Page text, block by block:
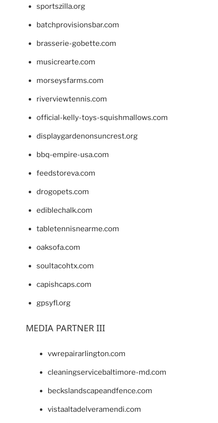
sportszilla.org
batchprovisionsbar.com
brasserie-gobette.com
musicrearte.com
morseysfarms.com
riverviewtennis.com
official-kelly-toys-squishmallows.com
displaygardenonsuncrest.org
bbq-empire-usa.com
feedstoreva.com
drogopets.com
ediblechalk.com
tabletennisnearme.com
oaksofa.com
soultacohtx.com
capishcaps.com
gpsyfl.org
MEDIA PARTNER III
vwrepairarlington.com
cleaningservicebaltimore-md.com
beckslandscapeandfence.com
vistaaltadelveramendi.com